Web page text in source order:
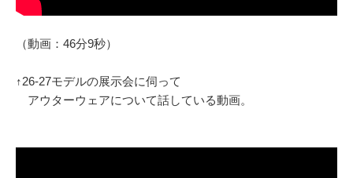
（動画：46分9秒）
↑26-27モデルの展示会に伺って
アウターウェアについて話している動画。